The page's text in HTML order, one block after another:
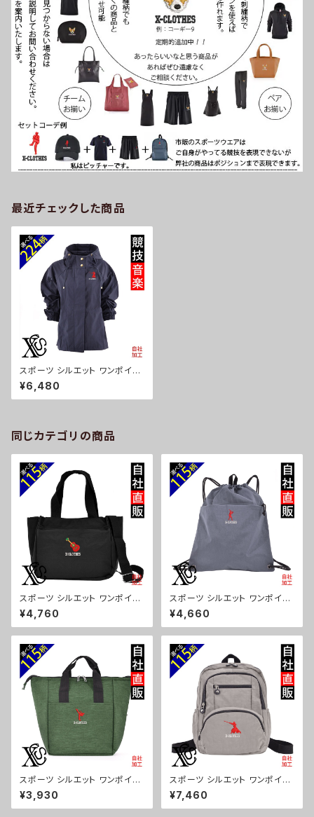
最近チェックした商品
スポーツ シルエット ワンポイン
ト 長袖 撥水 マウンテン パーカ
ー レディース オリジナル ジャケ
ット ジップアップ アウター 母の
¥6,480
同じカテゴリの商品
スポーツ シルエット ワンポイン
ト 刺繍トート ショルダーバッグ
カジュアル 軽量 レディース メン
ズ 雑貨 グッズ 自社ブランド 柄
バスケ テニス 和太鼓 大相撲 or
i-a-bg181-b08-s
¥4,760
スポーツ シルエット ワンポイン
ト 刺繍撥水 ナイロン ナップサッ
ク メンズ 大容量 ジム サブバッ
グ レディース 雑貨 グッズ 自社
野球 サッカー バスケ テニス 和
太鼓 大相撲 ori-a-bg180-b0
8-s
¥4,660
スポーツ シルエット ワンポイン
ト 刺繍保冷保温 ランチバッグ
買い物バッグ トートバッグ レディ
ース メンズ おしゃれ 雑貨 グッ
¥3,930
スポーツ シルエット ワンポイン
ト 刺繍撥水 リュック レディース
大容量 8ポケット ナイロン 軽量
軽い おしゃれ 雑貨 グッズ 自社
¥7,460